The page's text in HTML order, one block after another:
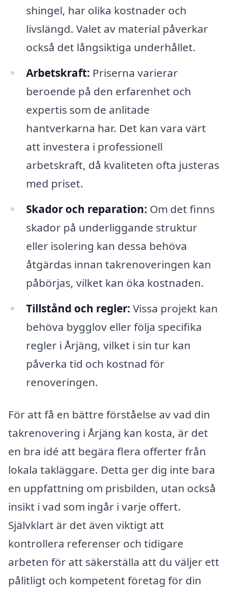
shingel, har olika kostnader och
livslängd. Valet av material påverkar
också det långsiktiga underhållet.
Arbetskraft: Priserna varierar
beroende på den erfarenhet och
expertis som de anlitade
hantverkarna har. Det kan vara värt
att investera i professionell
arbetskraft, då kvaliteten ofta justeras
med priset.
Skador och reparation: Om det finns
skador på underliggande struktur
eller isolering kan dessa behöva
åtgärdas innan takrenoveringen kan
påbörjas, vilket kan öka kostnaden.
Tillstånd och regler: Vissa projekt kan
behöva bygglov eller följa specifika
regler i Årjäng, vilket i sin tur kan
påverka tid och kostnad för
renoveringen.
För att få en bättre förståelse av vad din
takrenovering i Årjäng kan kosta, är det
en bra idé att begära flera offerter från
lokala takläggare. Detta ger dig inte bara
en uppfattning om prisbilden, utan också
insikt i vad som ingår i varje offert.
Självklart är det även viktigt att
kontrollera referenser och tidigare
arbeten för att säkerställa att du väljer ett
pålitligt och kompetent företag för din